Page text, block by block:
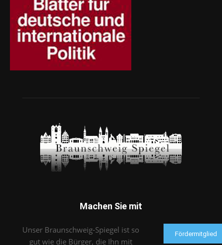
Machen Sie mit
Unser Braunschweig-Spiegel ist so
gut wie die Bürger, die Ihn mit
Fördermitglied